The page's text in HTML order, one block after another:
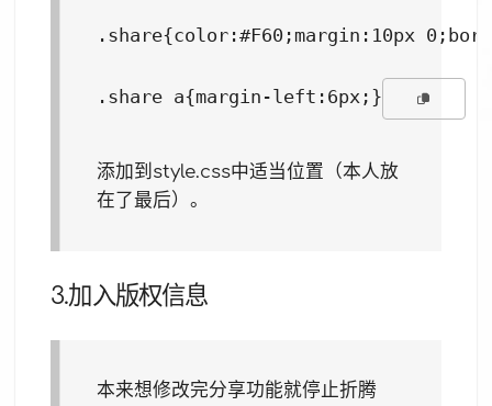
.share{color:#F60;margin:10px
.share a{margin-left:6px;}
添加到style.css中适当位置（本人放
在了最后）。
3.加入版权信息
本来想修改完分享功能就停止折腾